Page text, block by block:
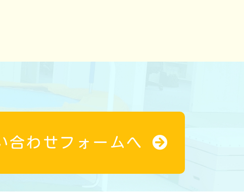
合わせフォームへ